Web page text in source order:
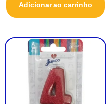
Adicionar ao carrinho